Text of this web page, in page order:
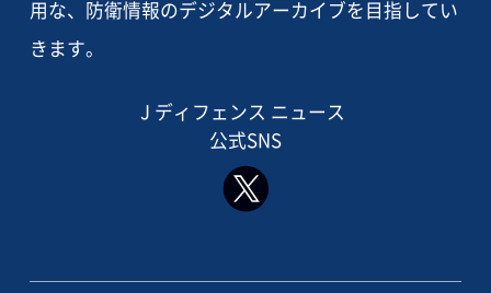
用な、防衛情報のデジタルアーカイブを目指してい
きます。
J ディフェンス ニュース
公式SNS